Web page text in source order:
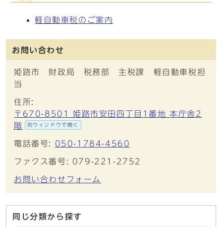
軽自動車税のご案内
お問い合わせ
姫路市 財政局 税務部 主税課 軽自動車税担
当
住所:
〒670-8501 姫路市安田四丁目1番地 本庁舎2
階
別ウィンドウで開く
電話番号: 050-1784-4560
ファクス番号: 079-221-2752
お問い合わせフォーム
同じ分類から探す